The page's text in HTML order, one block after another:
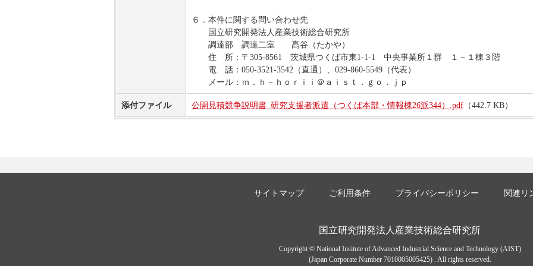
６．本件に関する問い合わせ先
国立研究開発法人産業技術総合研究所
調達部 調達二室 髙谷（たかや）
住 所：〒305-8561 茨城県つくば市東1-1-1 中央事業所１群 １－１棟３階
電 話：050-3521-3542（直通）、029-860-5549（代表）
メール：ｍ．ｈ－ｈｏｒｉｉ＠ａｉｓｔ．ｇｏ．ｊｐ
添付ファイル 公開見積競争説明書_研究支援者派遣（つくば本部・情報棟26派344）.pdf （442.7 KB）
サイトマップ ご利用条件 プライバシーポリシー 関連リ
国立研究開発法人産業技術総合研究所
Copyright © National Insitute of Advanced Industrial Science and Technology (AIST)
(Japan Corporate Number 7010005005425) . All rights reserved.